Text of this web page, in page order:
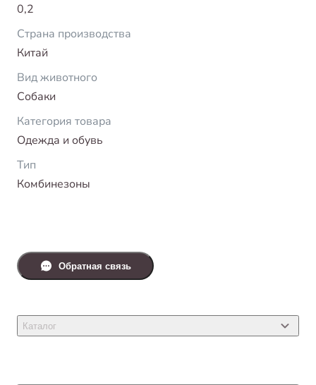
0,2
Страна производства
Китай
Вид животного
Собаки
Категория товара
Одежда и обувь
Тип
Комбинезоны
Каталог
Обратная связь